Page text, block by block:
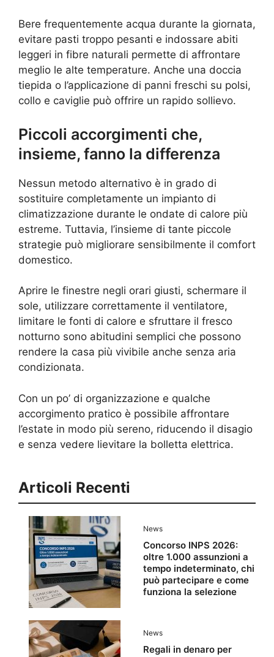
Bere frequentemente acqua durante la giornata,
evitare pasti troppo pesanti e indossare abiti
leggeri in fibre naturali permette di affrontare
meglio le alte temperature. Anche una doccia
tiepida o l’applicazione di panni freschi su polsi,
collo e caviglie può offrire un rapido sollievo.
Piccoli accorgimenti che,
insieme, fanno la differenza
Nessun metodo alternativo è in grado di
sostituire completamente un impianto di
climatizzazione durante le ondate di calore più
estreme. Tuttavia, l’insieme di tante piccole
strategie può migliorare sensibilmente il comfort
domestico.
Aprire le finestre negli orari giusti, schermare il
sole, utilizzare correttamente il ventilatore,
limitare le fonti di calore e sfruttare il fresco
notturno sono abitudini semplici che possono
rendere la casa più vivibile anche senza aria
condizionata.
Con un po’ di organizzazione e qualche
accorgimento pratico è possibile affrontare
l’estate in modo più sereno, riducendo il disagio
e senza vedere lievitare la bolletta elettrica.
Articoli Recenti
News
Concorso INPS 2026:
oltre 1.000 assunzioni a
tempo indeterminato, chi
può partecipare e come
funziona la selezione
News
Regali in denaro per